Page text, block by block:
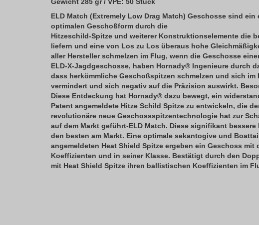
ELD Match (Extremely Low Drag Match) Geschosse sind
optimalen Geschoßform durch die
Hitzeschild-Spitze und weiterer Konstruktionselemente die
liefern und eine von Los zu Los überaus hohe
aller Hersteller schmelzen im Flug, wenn die Geschosse
ELD-X-Jagdgeschosse, haben Hornady® Ingenieure durch
dass herkömmliche Geschoßspitzen schmelzen und sich
vermindert und sich negativ auf die Präzision auswirkt.
Diese Entdeckung hat Hornady® dazu bewegt, ein
Patent angemeldete Hitze Schild Spitze zu entwickeln, die
revolutionäre neue Geschossspitzentechnologie hat zur
auf dem Markt geführt-ELD Match. Diese signifikant
den besten am Markt. Eine optimale sekantogive und
angemeldeten Heat Shield Spitze ergeben ein Geschoss
Koeffizienten und in seiner Klasse. Bestätigt durch den
mit Heat Shield Spitze ihren ballistischen Koeffizienten im